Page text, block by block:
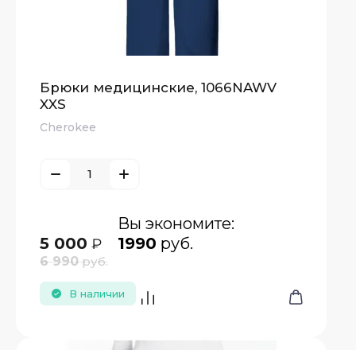
Брюки медицинские, 1066NAWV
XXS
Cherokee
6 990 руб.
5 000 ₽
Вы экономите:
1990 руб.
В наличии